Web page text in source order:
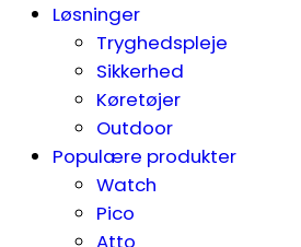
Løsninger
Tryghedspleje
Sikkerhed
Køretøjer
Outdoor
Populære produkter
Watch
Pico
Atto